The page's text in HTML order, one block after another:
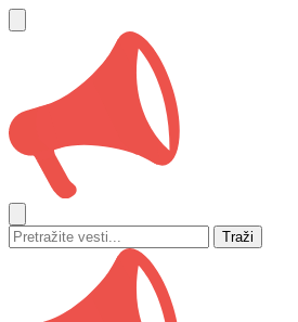
Traži